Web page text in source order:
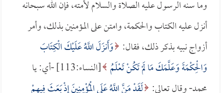
وما سنه الرسول عليه الصلاة والسلام لأمته، فإن الله سبحانه
أنزل عليه الكتاب والحكمة، وامتن على المؤمنين بذلك، وأمر
أزواج نبيه بذكر ذلك، فقال: وَأَنزَلَ اللَّهُ عَلَيْكَ الْكِتَابَ
وَالْحِكْمَةَ وَعَلَّمَكَ مَا لَمْ تَكُنْ تَعْلَمُ
[النساء:113] -أي: يا